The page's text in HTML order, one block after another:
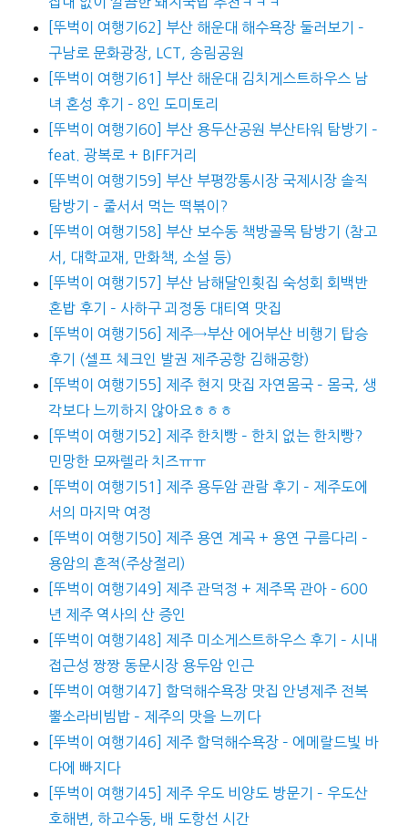
[뚜벅이 여행기62] 부산 해운대 해수욕장 둘러보기 –
구남로 문화광장, LCT, 송림공원
[뚜벅이 여행기61] 부산 해운대 김치게스트하우스 남
녀 혼성 후기 – 8인 도미토리
[뚜벅이 여행기60] 부산 용두산공원 부산타워 탐방기 –
feat. 광복로 + BIFF거리
[뚜벅이 여행기59] 부산 부평깡통시장 국제시장 솔직
탐방기 – 줄서서 먹는 떡볶이?
[뚜벅이 여행기58] 부산 보수동 책방골목 탐방기 (참고
서, 대학교재, 만화책, 소설 등)
[뚜벅이 여행기57] 부산 남해달인횟집 숙성회 회백반
혼밥 후기 – 사하구 괴정동 대티역 맛집
[뚜벅이 여행기56] 제주→부산 에어부산 비행기 탑승
후기 (셀프 체크인 발권 제주공항 김해공항)
[뚜벅이 여행기55] 제주 현지 맛집 자연몸국 – 몸국, 생
각보다 느끼하지 않아요ㅎㅎㅎ
[뚜벅이 여행기52] 제주 한치빵 – 한치 없는 한치빵?
민망한 모짜렐라 치즈ㅠㅠ
[뚜벅이 여행기51] 제주 용두암 관람 후기 – 제주도에
서의 마지막 여정
[뚜벅이 여행기50] 제주 용연 계곡 + 용연 구름다리 –
용암의 흔적(주상절리)
[뚜벅이 여행기49] 제주 관덕정 + 제주목 관아 – 600
년 제주 역사의 산 증인
[뚜벅이 여행기48] 제주 미소게스트하우스 후기 – 시내
접근성 짱짱 동문시장 용두암 인근
[뚜벅이 여행기47] 함덕해수욕장 맛집 안녕제주 전복
뿔소라비빔밥 – 제주의 맛을 느끼다
[뚜벅이 여행기46] 제주 함덕해수욕장 – 에메랄드빛 바
다에 빠지다
[뚜벅이 여행기45] 제주 우도 비양도 방문기 – 우도산
호해변, 하고수동, 배 도항선 시간